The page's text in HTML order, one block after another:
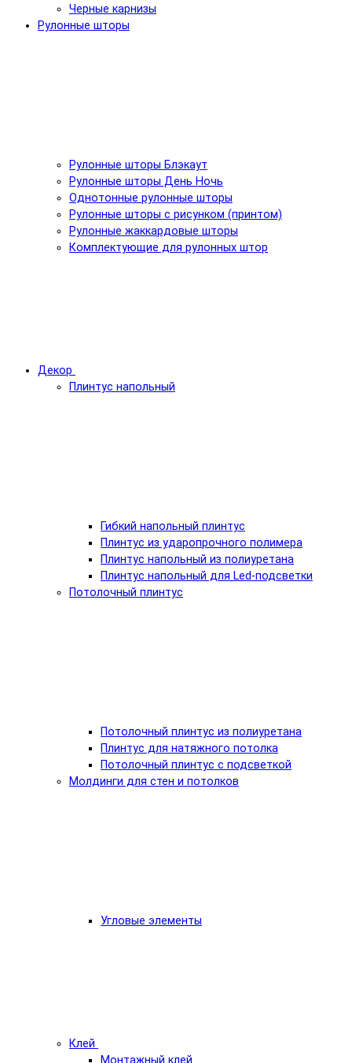
Черные карнизы
Рулонные шторы
Рулонные шторы Блэкаут
Рулонные шторы День Ночь
Однотонные рулонные шторы
Рулонные шторы с рисунком (принтом)
Рулонные жаккардовые шторы
Комплектующие для рулонных штор
Декор
Плинтус напольный
Гибкий напольный плинтус
Плинтус из ударопрочного полимера
Плинтус напольный из полиуретана
Плинтус напольный для Led-подсветки
Потолочный плинтус
Потолочный плинтус из полиуретана
Плинтус для натяжного потолка
Потолочный плинтус с подсветкой
Молдинги для стен и потолков
Угловые элементы
Клей
Монтажный клей